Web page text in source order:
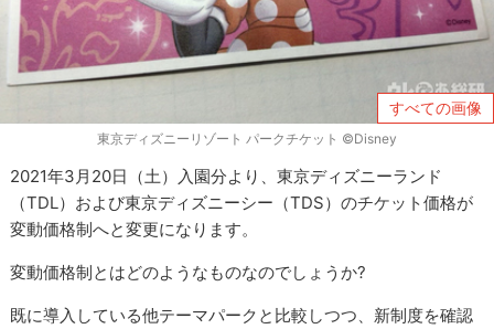
すべての画像
東京ディズニーリゾート パークチケット ©Disney
2021年3月20日（土）入園分より、東京ディズニーランド
（TDL）および東京ディズニーシー（TDS）のチケット価格が
変動価格制へと変更になります。
変動価格制とはどのようなものなのでしょうか?
既に導入している他テーマパークと比較しつつ、新制度を確認